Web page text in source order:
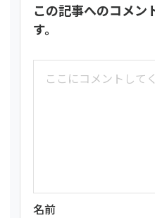
この記事へのコメン
す。
名前